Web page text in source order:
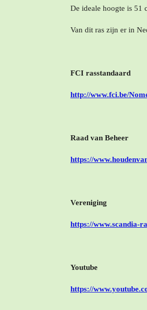
De ideale hoogte is 51
Van dit ras zijn er in
FCI rasstandaard
http://www.fci.be/
Raad van Beheer
https://
Vereniging
https://www.scandia-
Youtube
https://